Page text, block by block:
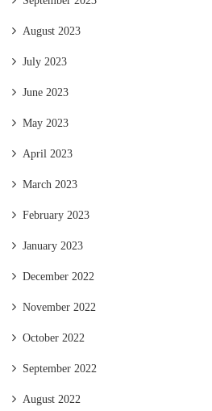
August 2023
July 2023
June 2023
May 2023
April 2023
March 2023
February 2023
January 2023
December 2022
November 2022
October 2022
September 2022
August 2022